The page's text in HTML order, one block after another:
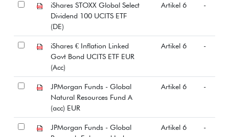
iShares STOXX Global Select
Dividend 100 UCITS ETF
(DE)
Artikel 6 -
iShares € Inflation Linked
Govt Bond UCITS ETF EUR
(Acc)
Artikel 6 -
JPMorgan Funds - Global
Natural Resources Fund A
(acc) EUR
Artikel 6 -
JPMorgan Funds - Global
Artikel 6 -